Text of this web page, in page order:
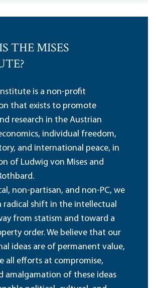
THE MISES
is a non-profit
that exists to promote
research in the Austrian
individual freedom,
and international peace, in
of Ludwig von Mises and
non-partisan, and non-PC, we
radical shift in the intellectual
from statism and toward a
order. We believe that our
ideas are of permanent value,
all efforts at compromise,
amalgamation of these ideas